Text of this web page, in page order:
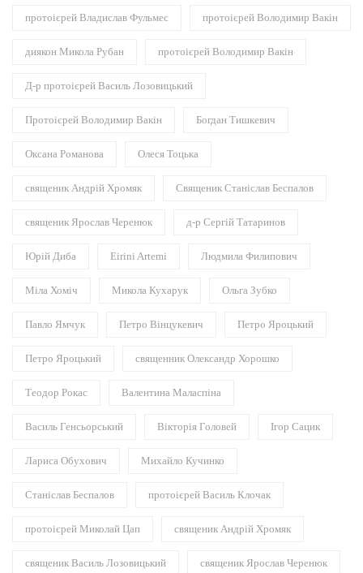
протоієрей Владислав Фульмес протоієрей Володимир Вакін
диякон Микола Рубан протоієрей Володимир Вакін
Д-р протоієрей Василь Лозовицький
Протоієрей Володимир Вакін Богдан Тишкевич
Оксана Романова Олеся Тоцька
священик Андрій Хромяк Священик Станіслав Беспалов
священик Ярослав Черенюк д-р Сергій Татаринов
Юрій Диба Eirini Artemi Людмила Филипович
Міла Хоміч Микола Кухарук Ольга Зубко
Павло Ямчук Петро Вінцукевич Петро Яроцький
Петро Яроцький священник Олександр Хорошко
Теодор Рокас Валентина Маласпіна
Василь Генсьорський Вікторія Головей Ігор Сацик
Лариса Обухович Михайло Кучинко
Станіслав Беспалов протоієрей Василь Клочак
протоієрей Миколай Цап священик Андрій Хромяк
священик Василь Лозовицький священик Ярослав Черенюк